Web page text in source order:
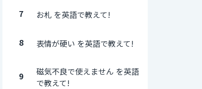
7 お札 を英語で教えて!
8 表情が硬い を英語で教えて!
9
磁気不良で使えません を英語
で教えて!